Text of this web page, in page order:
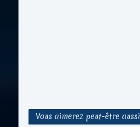
Vous aimerez peut-être aussi